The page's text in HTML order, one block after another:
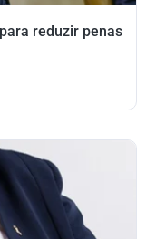
reduzir penas